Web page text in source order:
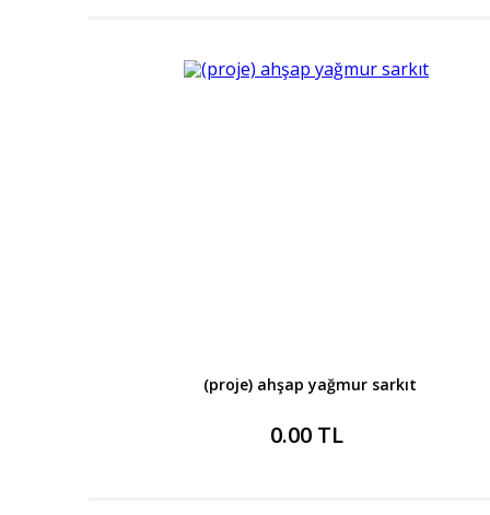
(proje) ahşap yağmur sarkıt
0.00 TL